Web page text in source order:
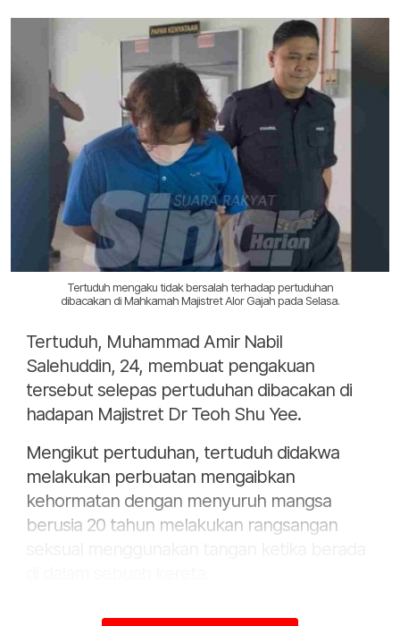
Tertuduh mengaku tidak bersalah terhadap pertuduhan
dibacakan di Mahkamah Majistret Alor Gajah pada Selasa.
Tertuduh, Muhammad Amir Nabil
Salehuddin, 24, membuat pengakuan
tersebut selepas pertuduhan dibacakan di
hadapan Majistret Dr Teoh Shu Yee.
Mengikut pertuduhan, tertuduh didakwa
melakukan perbuatan mengaibkan
kehormatan dengan menyuruh mangsa
berusia 20 tahun melakukan rangsangan